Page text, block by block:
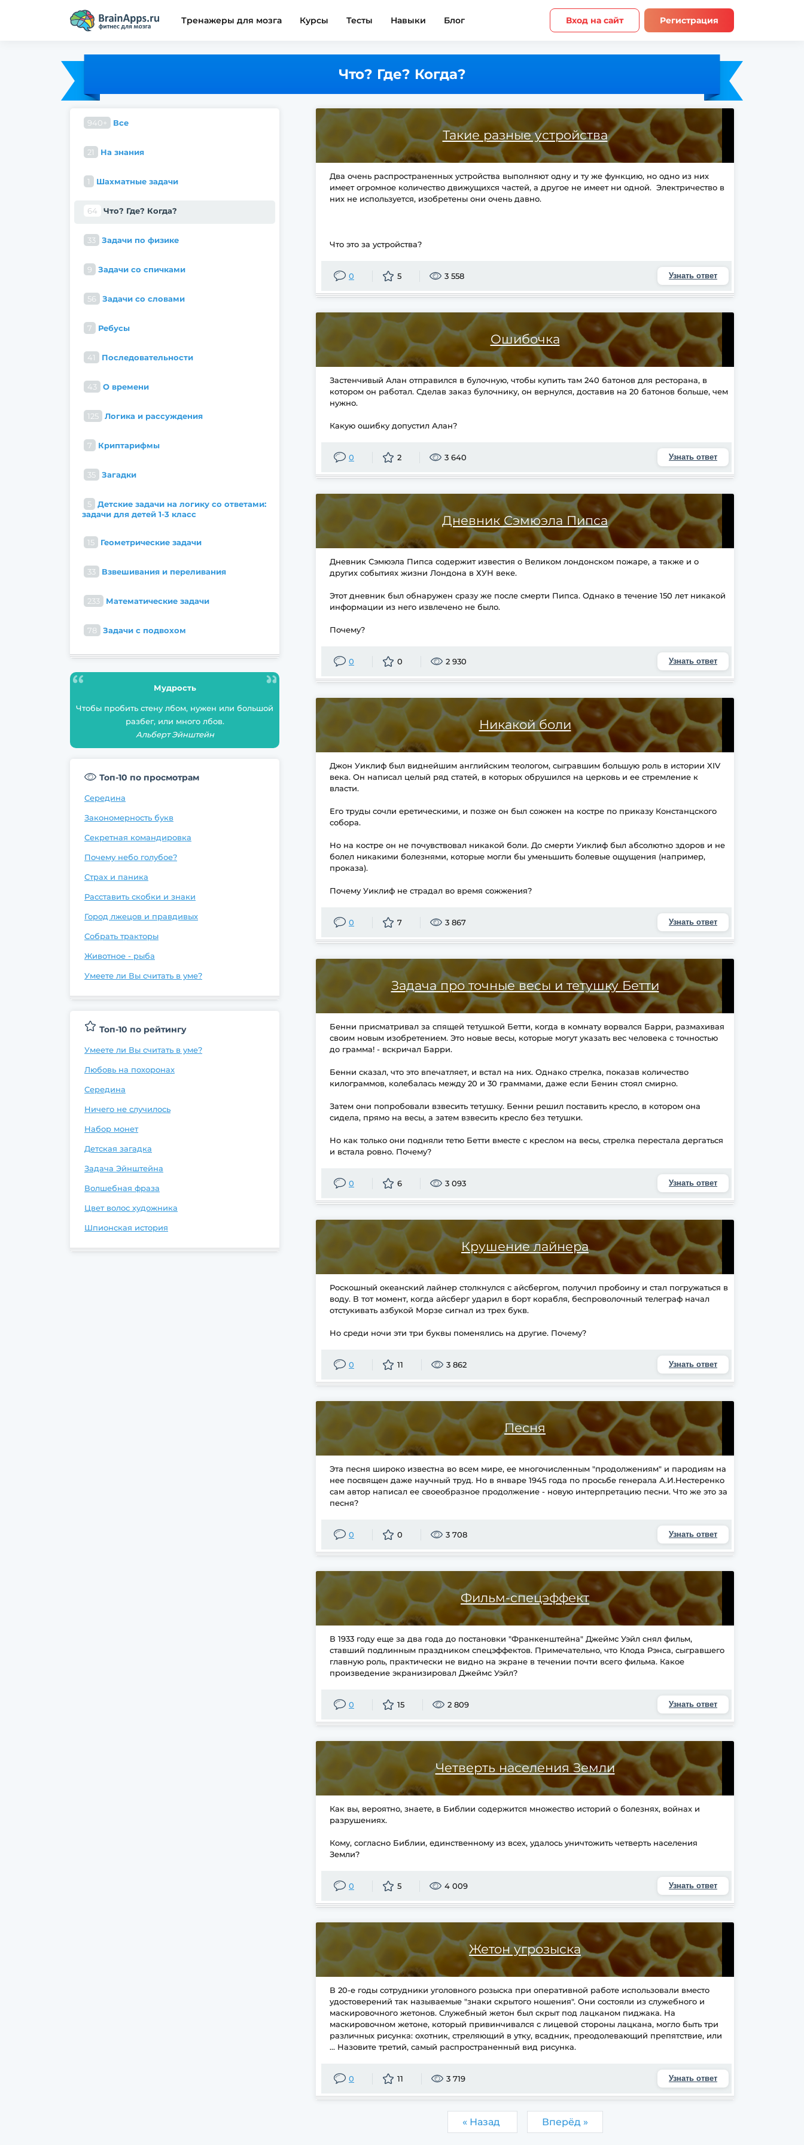
Тренажеры для мозга Курсы Тесты Навыки Блог Вход на сайт Регистрация
Что? Где? Когда?
940+ Все
21 На знания
1 Шахматные задачи
64 Что? Где? Когда?
33 Задачи по физике
9 Задачи со спичками
56 Задачи со словами
7 Ребусы
41 Последовательности
43 О времени
125 Логика и рассуждения
7 Криптарифмы
35 Загадки
5
Детские задачи на логику со ответами:
задачи для детей 1-3 класс
15 Геометрические задачи
33 Взвешивания и переливания
233 Математические задачи
78 Задачи с подвохом
Мудрость
Чтобы пробить стену лбом, нужен или большой
разбег, или много лбов.
Альберт Эйнштейн
Топ-10 по просмотрам
Середина
Закономерность букв
Секретная командировка
Почему небо голубое?
Страх и паника
Расставить скобки и знаки
Город лжецов и правдивых
Собрать тракторы
Животное - рыба
Умеете ли Вы считать в уме?
Топ-10 по рейтингу
Умеете ли Вы считать в уме?
Любовь на похоронах
Середина
Ничего не случилось
Набор монет
Детская загадка
Задача Эйнштейна
Волшебная фраза
Цвет волос художника
Шпионская история
Такие разные устройства
Два очень распространенных устройства выполняют одну и ту же функцию, но одно из них
имеет огромное количество движущихся частей, а другое не имеет ни одной. Электричество в
них не используется, изобретены они очень давно.
Что это за устройства?
0 5 3 558 Узнать ответ
Ошибочка
Застенчивый Алан отправился в булочную, чтобы купить там 240 батонов для ресторана, в
котором он работал. Сделав заказ булочнику, он вернулся, доставив на 20 батонов больше, чем
нужно.
Какую ошибку допустил Алан?
0 2 3 640 Узнать ответ
Дневник Сэмюэла Пипса
Дневник Сэмюэла Пипса содержит известия о Великом лондонском пожаре, а также и о
других событиях жизни Лондона в ХУН веке.
Этот дневник был обнаружен сразу же после смерти Пипса. Однако в течение 150 лет никакой
информации из него извлечено не было.
Почему?
0 0 2 930 Узнать ответ
Никакой боли
Джон Уиклиф был виднейшим английским теологом, сыгравшим большую роль в истории XIV
века. Он написал целый ряд статей, в которых обрушился на церковь и ее стремление к
власти.
Его труды сочли еретическими, и позже он был сожжен на костре по приказу Констанцского
собора.
Но на костре он не почувствовал никакой боли. До смерти Уиклиф был абсолютно здоров и не
болел никакими болезнями, которые могли бы уменьшить болевые ощущения (например,
проказа).
Почему Уиклиф не страдал во время сожжения?
0 7 3 867 Узнать ответ
Задача про точные весы и тетушку Бетти
Бенни присматривал за спящей тетушкой Бетти, когда в комнату ворвался Барри, размахивая
своим новым изобретением. Это новые весы, которые могут указать вес человека с точностью
до грамма! - вскричал Барри.
Бенни сказал, что это впечатляет, и встал на них. Однако стрелка, показав количество
килограммов, колебалась между 20 и 30 граммами, даже если Бенин стоял смирно.
Затем они попробовали взвесить тетушку. Бенни решил поставить кресло, в котором она
сидела, прямо на весы, а затем взвесить кресло без тетушки.
Но как только они подняли тетю Бетти вместе с креслом на весы, стрелка перестала дергаться
и встала ровно. Почему?
0 6 3 093 Узнать ответ
Крушение лайнера
Роскошный океанский лайнер столкнулся с айсбергом, получил пробоину и стал погружаться в
воду. В тот момент, когда айсберг ударил в борт корабля, беспроволочный телеграф начал
отстукивать азбукой Морзе сигнал из трех букв.
Но среди ночи эти три буквы поменялись на другие. Почему?
0 11 3 862 Узнать ответ
Песня
Эта песня широко известна во всем мире, ее многочисленным "продолжениям" и пародиям на
нее посвящен даже научный труд. Но в январе 1945 года по просьбе генерала А.И.Нестеренко
сам автор написал ее своеобразное продолжение - новую интерпретацию песни. Что же это за
песня?
0 0 3 708 Узнать ответ
Фильм-спецэффект
В 1933 году еще за два года до постановки "Франкенштейна" Джеймс Уэйл снял фильм,
ставший подлинным праздником спецэффектов. Примечательно, что Клода Рэнса, сыгравшего
главную роль, практически не видно на экране в течении почти всего фильма. Какое
произведение экранизировал Джеймс Уэйл?
0 15 2 809 Узнать ответ
Четверть населения Земли
Как вы, вероятно, знаете, в Библии содержится множество историй о болезнях, войнах и
разрушениях.
Кому, согласно Библии, единственному из всех, удалось уничтожить четверть населения
Земли?
0 5 4 009 Узнать ответ
Жетон угрозыска
В 20-е годы сотрудники уголовного розыска при оперативной работе использовали вместо
удостоверений так называемые "знаки скрытого ношения". Они состояли из служебного и
маскировочного жетонов. Служебный жетон был скрыт под лацканом пиджака. На
маскировочном жетоне, который привинчивался с лицевой стороны лацкана, могло быть три
различных рисунка: охотник, стреляющий в утку, всадник, преодолевающий препятствие, или
... Назовите третий, самый распространенный вид рисунка.
0 11 3 719 Узнать ответ
« Назад Вперёд »